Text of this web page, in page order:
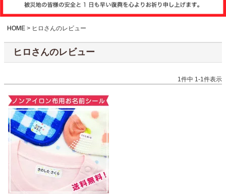
について
HOME ヒロさんのレビュー
ヒロさんのレビュー
1件中 1-1件表示